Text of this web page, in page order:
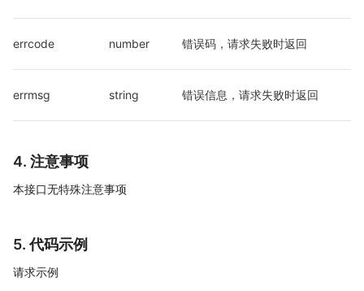
errcode number 错误码，请求失败时返回
errmsg string 错误信息，请求失败时返回
4. 注意事项
本接口无特殊注意事项
5. 代码示例
请求示例